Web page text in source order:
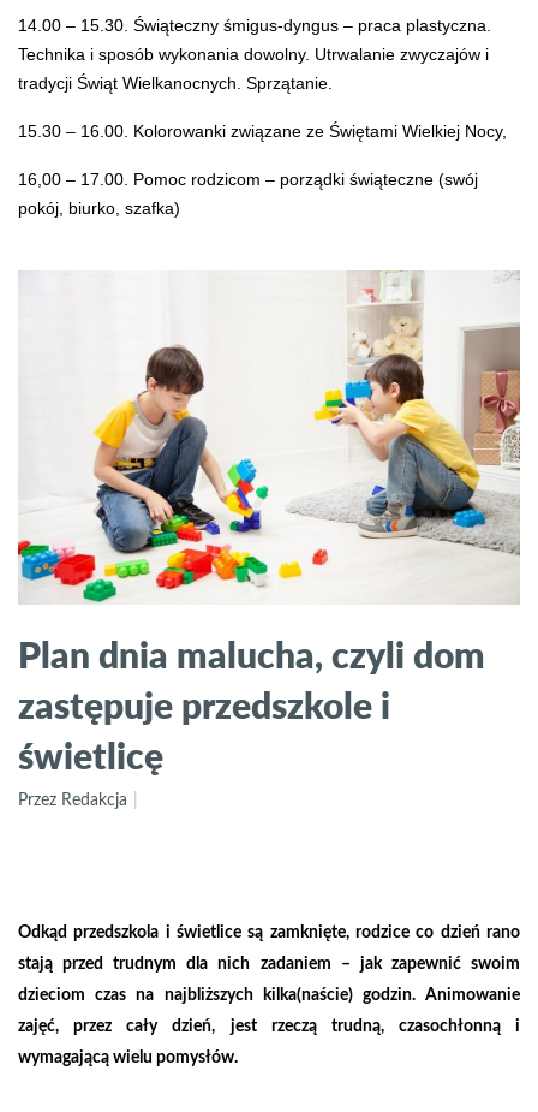
14.00 – 15.30. Świąteczny śmigus-dyngus – praca plastyczna.
Technika i sposób wykonania dowolny. Utrwalanie zwyczajów i
tradycji Świąt Wielkanocnych. Sprzątanie.
15.30 – 16.00. Kolorowanki związane ze Świętami Wielkiej Nocy,
16,00 – 17.00. Pomoc rodzicom – porządki świąteczne (swój
pokój, biurko, szafka)
Plan dnia malucha, czyli dom
zastępuje przedszkole i
świetlicę
Przez Redakcja
Odkąd przedszkola i świetlice są zamknięte, rodzice co dzień rano
stają przed trudnym dla nich zadaniem – jak zapewnić swoim
dzieciom czas na najbliższych kilka(naście) godzin. Animowanie
zajęć, przez cały dzień, jest rzeczą trudną, czasochłonną i
wymagającą wielu pomysłów.